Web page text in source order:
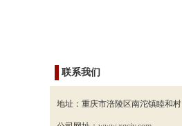
联系我们
地址： 重庆市涪陵区南沱镇睦和村